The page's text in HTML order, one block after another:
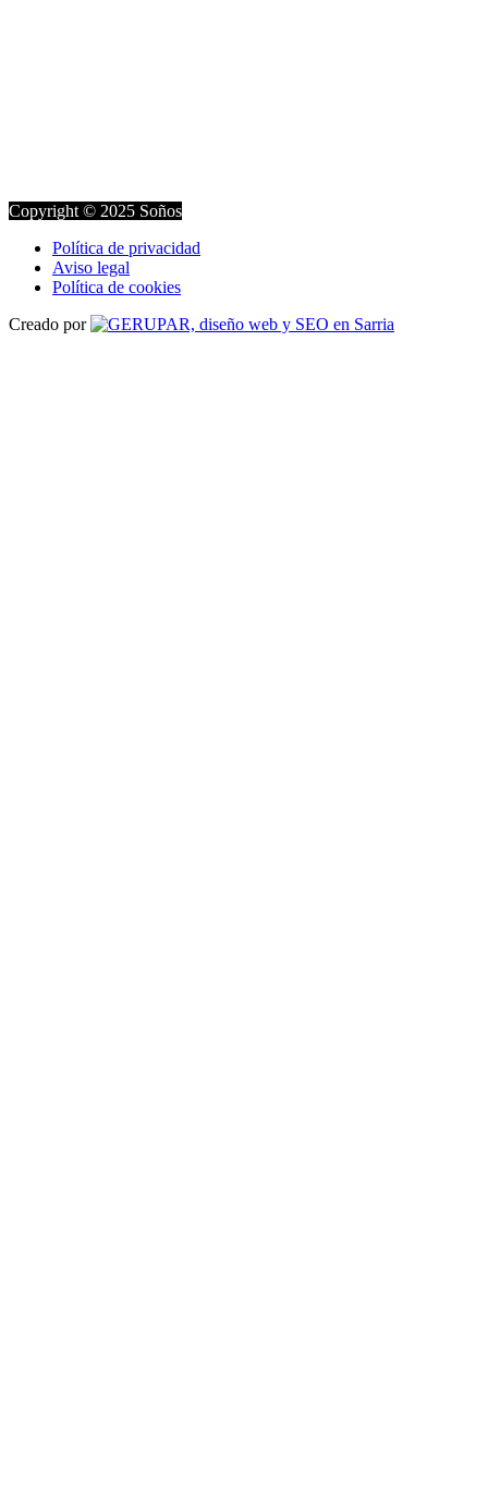
Copyright © 2025 Soños
Política de privacidad
Aviso legal
Política de cookies
Creado por